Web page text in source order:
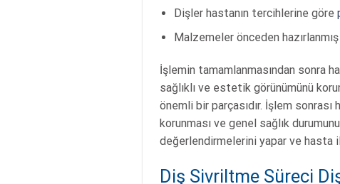
Dişler hastanın tercihlerine göre
Malzemeler önceden
İşlemin tamamlanmasından sonra
sağlıklı ve estetik görünümünü
önemli bir parçasıdır. İşlem
korunması ve genel sağlık
değerlendirmelerini yapar ve hasta
Diş Sivriltme Süreci